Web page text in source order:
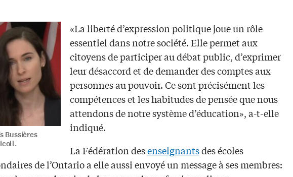
Bussières
«La liberté d’expression politique joue un rôle
essentiel dans notre société. Elle permet aux
citoyens de participer au débat public, d’exprimer
leur désaccord et de demander des comptes aux
personnes au pouvoir. Ce sont précisément les
compétences et les habitudes de pensée que nous
attendons de notre système d’éducation», a-t-elle
indiqué.
La Fédération desenseignantsdes écoles
de l’Ontario a elle aussi envoyé un message à ses membres: